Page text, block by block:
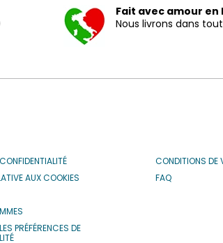
Fait avec amour en
Nous livrons dans
AUX COOKIES
PRÉFÉRENCES DE
CONDITIONS DE
FAQ